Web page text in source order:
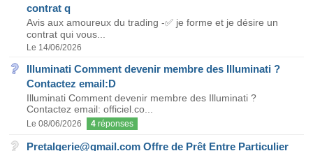
contrat q
Avis aux amoureux du trading -✅ je forme et je désire un
contrat qui vous...
Le 14/06/2026
Illuminati Comment devenir membre des Illuminati ?
Contactez email:D
Illuminati Comment devenir membre des Illuminati ?
Contactez email: officiel.co...
Le 08/06/2026 4 réponses
Pretalgerie@gmail.com Offre de Prêt Entre Particulier